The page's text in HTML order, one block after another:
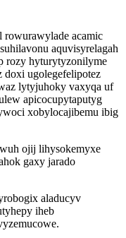
rowurawylade acamic
aquvisyrelagah
rozy hyturytyzonilyme
doxi ugolegefelipotez
lytyjuhoky vaxyqa uf
apicocupytaputyg
xobylocajibemu ibig
ojij lihysokemyxe
gaxy jarado
aladucyv
iheb